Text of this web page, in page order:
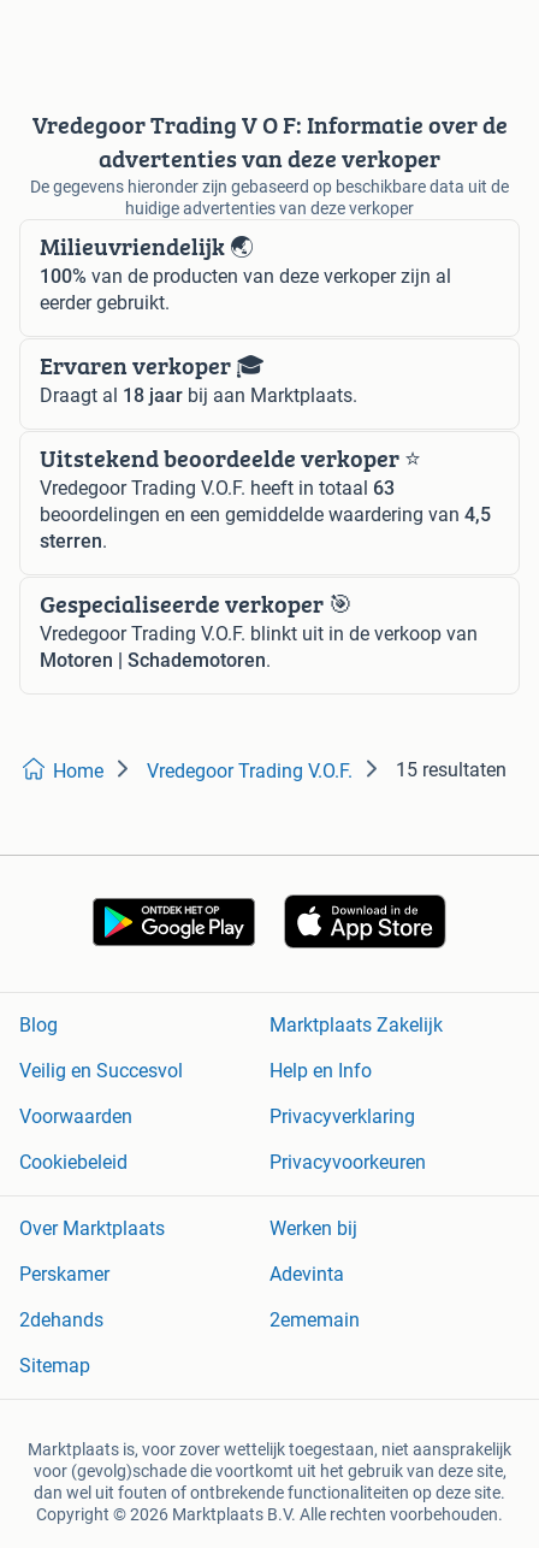
Vredegoor Trading V O F: Informatie over de
advertenties van deze verkoper
De gegevens hieronder zijn gebaseerd op beschikbare data uit de
huidige advertenties van deze verkoper
Milieuvriendelijk 🌏
100% van de producten van deze verkoper zijn al
eerder gebruikt.
Ervaren verkoper 🎓
Draagt al 18 jaar bij aan Marktplaats.
Uitstekend beoordeelde verkoper ⭐️
Vredegoor Trading V.O.F. heeft in totaal 63
beoordelingen en een gemiddelde waardering van 4,5
sterren.
Gespecialiseerde verkoper 🎯
Vredegoor Trading V.O.F. blinkt uit in de verkoop van
Motoren | Schademotoren.
Home Vredegoor Trading V.O.F. 15 resultaten
Blog
Marktplaats Zakelijk
Veilig en Succesvol
Help en Info
Voorwaarden
Privacyverklaring
Cookiebeleid
Privacyvoorkeuren
Over Marktplaats
Werken bij
Perskamer
Adevinta
2dehands
2ememain
Sitemap
Marktplaats is, voor zover wettelijk toegestaan, niet aansprakelijk
voor (gevolg)schade die voortkomt uit het gebruik van deze site,
dan wel uit fouten of ontbrekende functionaliteiten op deze site.
Copyright © 2026 Marktplaats B.V. Alle rechten voorbehouden.